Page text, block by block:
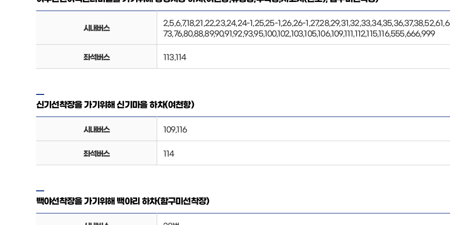
시내버스
2,5,6,7,18,21,22,23,24,24-1,25,25-1,26,26-
73,76,80,88,89,90,91,92,93,95,100,102,103,105,106,109,111,112,115,116,555,666,999
좌석버스 113,114
신기선착장을 가기위해 신기마을 하차(여천항)
시내버스 109,116
좌석버스 114
백야선착장을 가기위해 백야리 하차(함구미선착장)